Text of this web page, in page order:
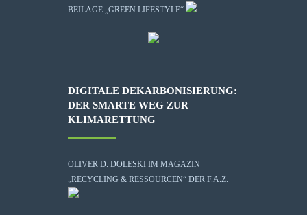
BEILAGE „GREEN LIFESTYLE“
DIGITALE DEKARBONISIERUNG:
DER SMARTE WEG ZUR
KLIMARETTUNG
OLIVER D. DOLESKI IM MAGAZIN
„RECYCLING & RESSOURCEN“ DER F.A.Z.